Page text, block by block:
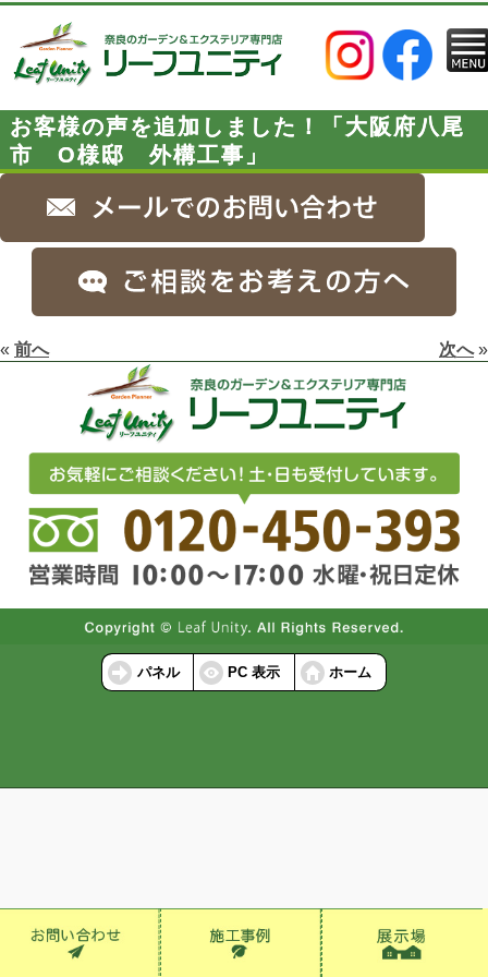
お客様の声を追加しました！「大阪府八尾
市 O様邸 外構工事」
« 前へ 次へ»
パネル PC 表示 ホーム